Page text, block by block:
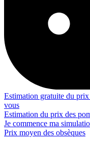
Estimation gratuite du
vous
Estimation du prix des
Je commence ma
Prix moyen des obsèques